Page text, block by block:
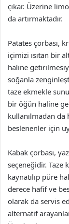
çıkar. Üzerine
da artırmaktadır.
Patates çorbası,
içimizi ısıtan bir
haline
soğanla
taze ekmekle
bir öğün haline
kullanılmadan
beslenenler için
Kabak çorbası,
seçeneğidir. Taze
kaynatılıp püre
derece hafif ve
olarak da servis
alternatif